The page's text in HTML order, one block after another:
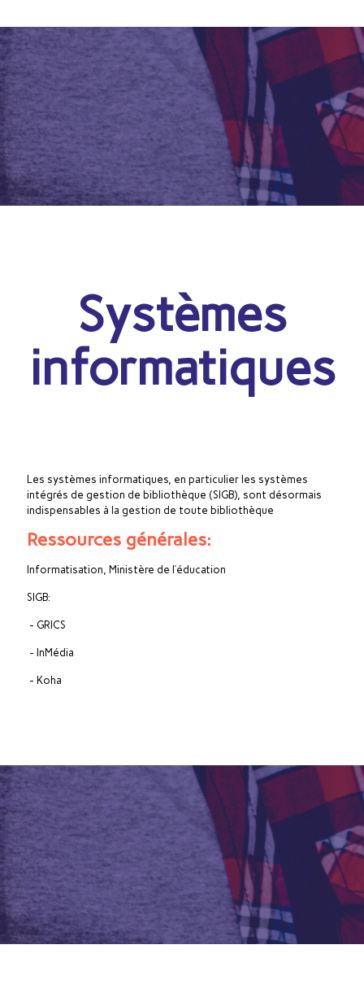
Systèmes
informatiques
Les systèmes informatiques, en particulier les systèmes
intégrés de gestion de bibliothèque (SIGB), sont désormais
indispensables à la gestion de toute bibliothèque
Ressources générales:
Informatisation, Ministère de l’éducation
SIGB:
- GRICS
- InMédia
- Koha